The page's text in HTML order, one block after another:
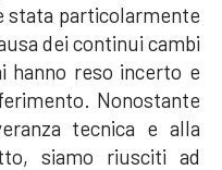
stata particolarmente
dei continui cambi
hanno reso incerto e
Nonostante
tecnica e alla
siamo riusciti ad